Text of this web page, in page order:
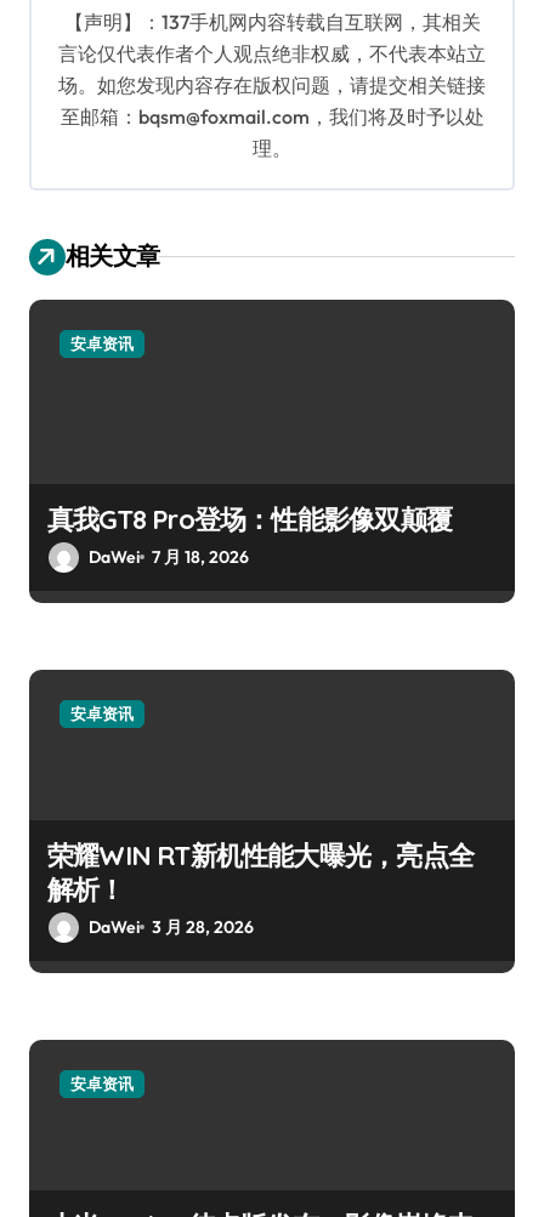
【声明】：137手机网内容转载自互联网，其相关
言论仅代表作者个人观点绝非权威，不代表本站立
场。如您发现内容存在版权问题，请提交相关链接
至邮箱：bqsm@foxmail.com，我们将及时予以处
理。
相关文章
安卓资讯
真我GT8 Pro登场：性能影像双颠覆
DaWei 7 月 18, 2026
安卓资讯
荣耀WIN RT新机性能大曝光，亮点全
解析！
DaWei 3 月 28, 2026
安卓资讯